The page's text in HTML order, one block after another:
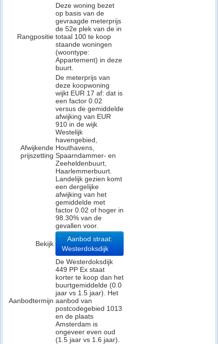
Rangpositie
Deze woning bezet
op basis van de
gevraagde meterprijs
de 52e plek van de in
totaal 100 te koop
staande woningen
(woontype:
Appartement) in deze
buurt.
Afwijkende
prijszetting
De meterprijs van
deze koopwoning
wijkt EUR 17 af: dat is
een factor 0.02
versus de gemiddelde
afwijking van EUR
910 in de wijk
Westelijk
havengebied,
Houthavens,
Spaarndammer- en
Zeeheldenbuurt,
Haarlemmerbuurt.
Landelijk gezien komt
een dergelijke
afwijking van het
gemiddelde met
factor 0.02 of hoger in
98.30% van de
gevallen voor.
Bekijk
Aanbod straat:
Westerdoksdijk
Aanbodtermijn
De Westerdoksdijk
449 PP Ex staat
korter te koop dan het
buurtgemiddelde (0.0
jaar vs 1.5 jaar). Het
aanbod van
postcodegebied 1013
en de plaats
Amsterdam is
ongeveer even oud
(1.5 jaar vs 1.6 jaar).